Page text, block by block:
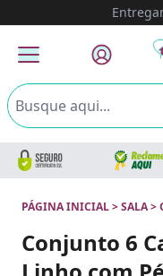
PÁGINA INICIAL>SALA>
Conjunto 6